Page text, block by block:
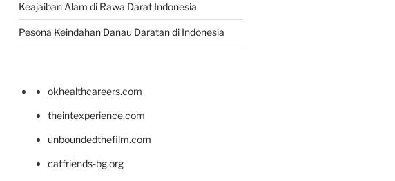
Keajaiban Alam di Rawa Darat Indonesia
Pesona Keindahan Danau Daratan di Indonesia
okhealthcareers.com
theintexperience.com
unboundedthefilm.com
catfriends-bg.org